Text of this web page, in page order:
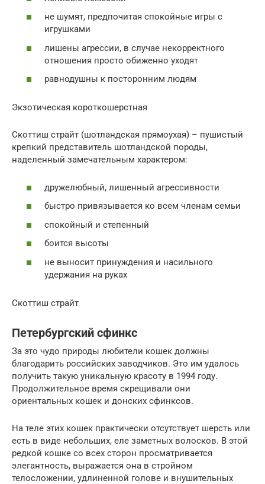
не шумят, предпочитая спокойные игры с
игрушками
лишены агрессии, в случае некорректного
отношения просто обиженно уходят
равнодушны к посторонним людям
Экзотическая короткошерстная
Скоттиш страйт (шотландская прямоухая) – пушистый
крепкий представитель шотландской породы,
наделенный замечательным характером:
дружелюбный, лишенный агрессивности
быстро привязывается ко всем членам семьи
спокойный и степенный
боится высоты
не выносит принуждения и насильного
удержания на руках
Скоттиш страйт
Петербургский сфинкс
За это чудо природы любители кошек должны
благодарить российских заводчиков. Это им удалось
получить такую уникальную красоту в 1994 году.
Продолжительное время скрещивали они
ориентальных кошек и донских сфинксов.
На теле этих кошек практически отсутствует шерсть или
есть в виде небольших, еле заметных волосков. В этой
редкой кошке со всех сторон просматривается
элегантность, выражается она в стройном
телосложении, удлиненной голове и внушительных